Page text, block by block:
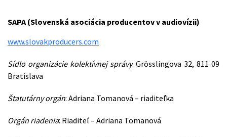
SAPA (Slovenská asociácia producentov v audiovízii)
www.slovakproducers.com
Sídlo organizácie kolektívnej správy: Grösslingova 32, 811 09
Bratislava
Štatutárny orgán: Adriana Tomanová – riaditeľka
Orgán riadenia: Riaditeľ – Adriana Tomanová